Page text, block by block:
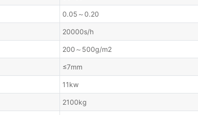
0.05～0.20
20000s/h
200～500g/m2
≤7mm
11kw
2100kg